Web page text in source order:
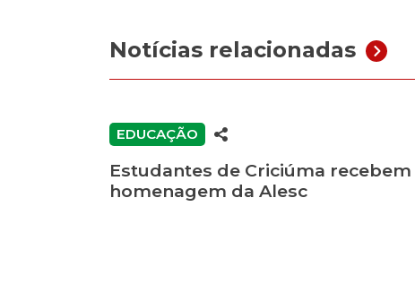
Notícias relacionadas
EDUCAÇÃO
Estudantes de Criciúma recebem
homenagem da Alesc